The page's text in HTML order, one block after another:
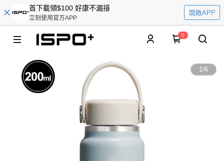
首下載領$100 好康不漏接
立刻使用官方APP
開啟APP
0
1/6